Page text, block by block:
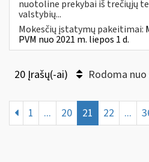
nuotoline prekybai iš trečiųjų
valstybių...
Mokesčių įstatymų pakeitimai:
PVM nuo 2021 m. liepos 1 d.
20 Įrašų(-ai) Rodoma
1 ... 20 21 22 ...